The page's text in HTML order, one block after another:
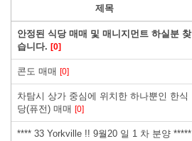
제목
안정된 식당 매매 및 매니지먼트 하실분 찾
습니다. [0]
콘도 매매 [0]
차탐시 상가 중심에 위치한 하나뿐인 한식
당(퓨전) 매매 [0]
**** 33 Yorkville !! 9월20 일 1 차 분양 *****